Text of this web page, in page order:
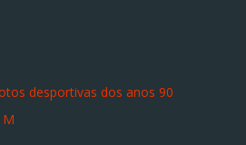
desportivas dos anos 90
M